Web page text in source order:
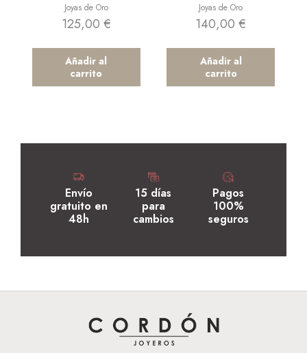
Joyas de Oro
125,00 €
Añadir al
carrito
Joyas de Oro
140,00€
Añadir al
carrito
Envío
gratuito en
48h
15 días
para
cambios
Pagos
100%
seguros